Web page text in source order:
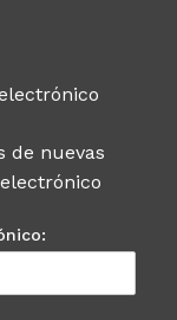
de nuevas